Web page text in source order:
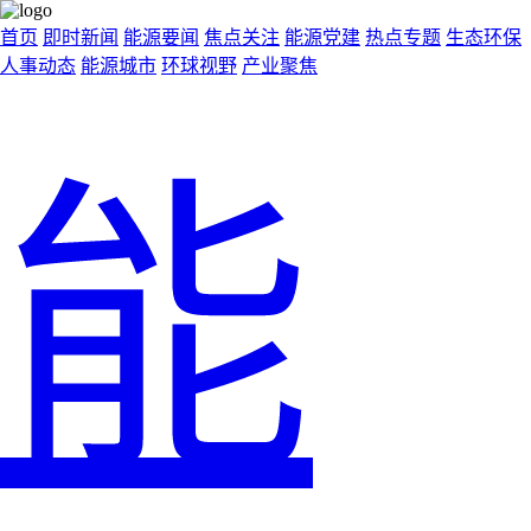
首页 即时新闻 能源要闻 焦点关注 能源党建 热点专题 生态环保
人事动态 能源城市 环球视野 产业聚焦
能